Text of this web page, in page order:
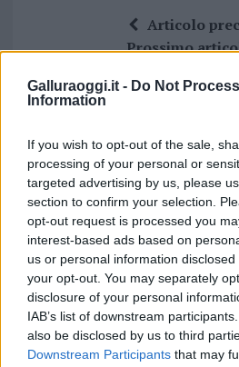
Galluraoggi.it - Do Not
Information
If you wish to opt-out of the sale,
processing of your personal or
targeted advertising by us, please
section to confirm your selection.
opt-out request is processed you
interest-based ads based on
us or personal information
your opt-out. You may separately
disclosure of your personal
IAB’s list of downstream
also be disclosed by us to third
Downstream Participants that may
b
o
o
k
te
r
te
re
st
at
s
A
p
a
re
Articolo
Prossimo
Ristorante distrutto
Maddalena, incendio a
Le previsioni meteo
Gallura
Michelle Hunziker in
vivo: un amico vip